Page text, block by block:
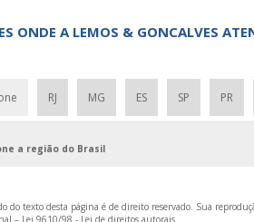
ONDE A LEMOS & GONCALVES
RJ MG ES SP PR
a região do Brasil
do texto desta página é de direito reservado. Sua
– Lei 9610/98 - Lei de direitos autorais